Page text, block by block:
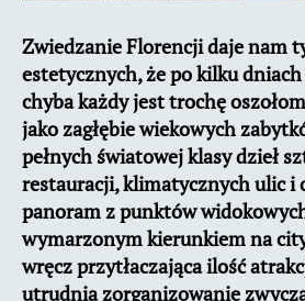
Zwiedzanie Florencji daje nam
estetycznych, że po kilku
chyba każdy jest trochę
jako zagłębie wiekowych
pełnych światowej klasy dzieł
restauracji, klimatycznych ulic i
panoram z punktów
wymarzonym kierunkiem na
wręcz przytłaczająca ilość
utrudnia zorganizowanie